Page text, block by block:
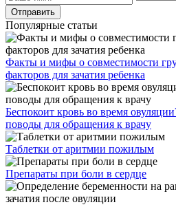
зачатия после овуляции
Как понять, что наступила
по ощущениям и выделениям
Должны ли настораживать белые
Давайте разбираться!
Свежие публикации
Как принимать Азитромицин
Как лечится опухоль
каковы прогнозы